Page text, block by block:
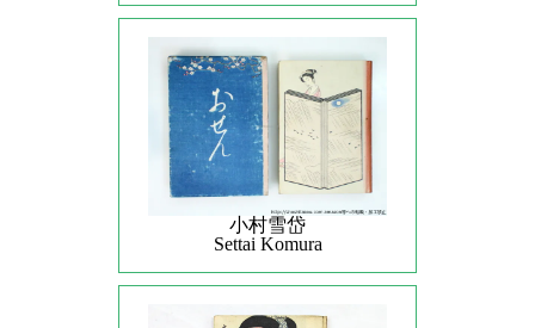
小村雪岱
Settai Komura